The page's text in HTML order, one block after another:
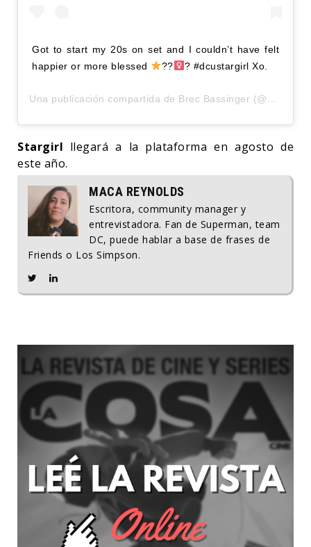
Got to start my 20s on set and I couldn’t have felt
happier or more blessed
??‍ ? #dcustargirl Xo.
Una publicación compartida de Brec Bassinger (@brecbassinger) el
Stargirl llegará a la plataforma en agosto de
este año.
MACA REYNOLDS
Escritora, community manager y
entrevistadora. Fan de Superman, team
DC, puede hablar a base de frases de
Friends o Los Simpson.